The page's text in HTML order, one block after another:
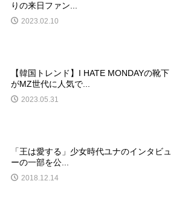
りの来日ファン...
2023.02.10
【韓国トレンド】I HATE MONDAYの靴下
がMZ世代に人気で...
2023.05.31
「王は愛する」少女時代​ユナのインタビュ
ーの一部を公...
2018.12.14